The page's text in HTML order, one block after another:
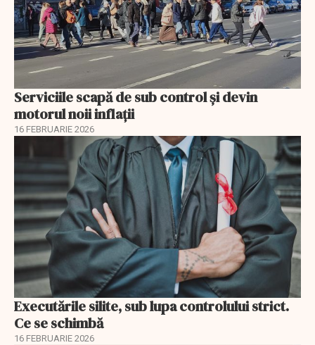
Serviciile scapă de sub control și devin
motorul noii inflații
16 FEBRUARIE 2026
Executările silite, sub lupa controlului strict.
Ce se schimbă
16 FEBRUARIE 2026